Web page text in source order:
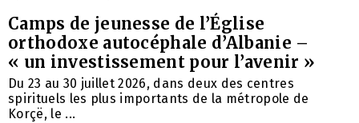
Camps de jeunesse de l’Église
orthodoxe autocéphale d’Albanie –
« un investissement pour l’avenir »
Du 23 au 30 juillet 2026, dans deux des centres
spirituels les plus importants de la métropole de
Korçë, le ...